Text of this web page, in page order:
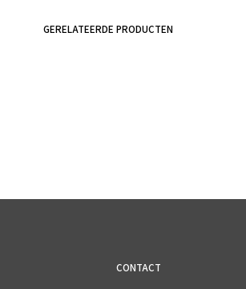
GERELATEERDE PRODUCTEN
CONTACT